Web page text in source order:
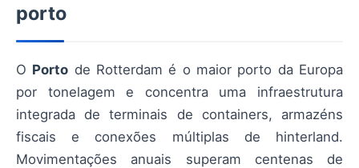
porto
O Porto de Rotterdam é o maior porto da Europa
por tonelagem e concentra uma infraestrutura
integrada de terminais de containers, armazéns
fiscais e conexões múltiplas de hinterland.
Movimentações anuais superam centenas de